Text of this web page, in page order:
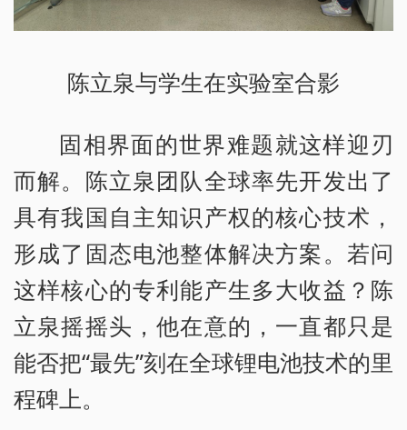
陈立泉与学生在实验室合影
固相界面的世界难题就这样迎刃
而解。陈立泉团队全球率先开发出了
具有我国自主知识产权的核心技术，
形成了固态电池整体解决方案。若问
这样核心的专利能产生多大收益？陈
立泉摇摇头，他在意的，一直都只是
能否把“最先”刻在全球锂电池技术的里
程碑上。